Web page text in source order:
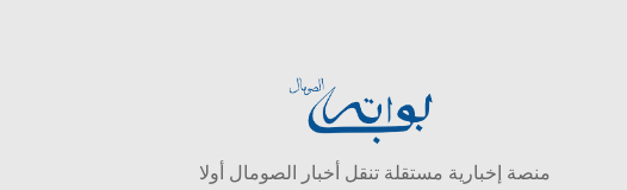
منصة إخبارية مستقلة تنقل أخبار الصومال أولا